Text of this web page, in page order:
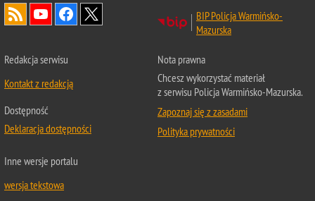
BIP Policja Warmińsko-
Mazurska
Redakcja serwisu
Kontakt z redakcją
Dostępność
Deklaracja dostępności
Nota prawna
Chcesz wykorzystać materiał
z serwisu Policja Warmińsko-Mazurska.
Zapoznaj się z zasadami
Polityka prywatności
Inne wersje portalu
wersja tekstowa